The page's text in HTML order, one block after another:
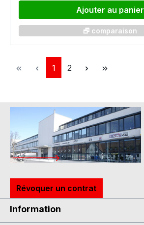
Ajouter au panier
🗗 comparaison
Page
1 Page
2
Révoquer un contrat
Information